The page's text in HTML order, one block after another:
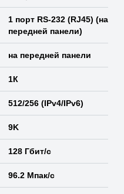
1 порт RS-232 (RJ45) (на
передней панели)
на передней панели
1К
512/256 (IPv4/IPv6)
9K
128 Гбит/с
96.2 Мпак/с